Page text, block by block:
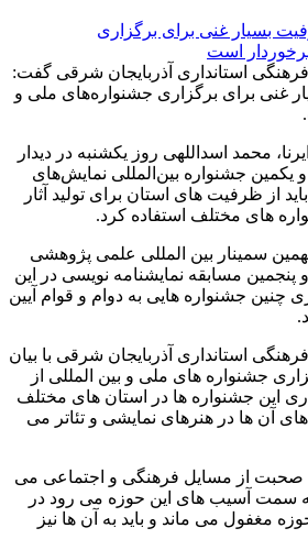
استانداری آذربایجان شرقی گفت:
غنی برای برگزاری جشنواره‌های ملی و
محمد اسداللهی روز یکشنبه در دیدار
یکمین جشنواره بین‌المللی نمایش‌های
از ظرفیت های استان برای تولید آثار
های مختلف استفاده کرد.
سمینار بین المللی علمی پژوهشی
پنجمین مسابقه نمایشنامه‌ نویسی در این
چنین جشنواره هایی به دوام و قوام آیین
استانداری آذربایجان شرقی با بیان
جشنواره های ملی و بین المللی از
این جشنواره ها در استان های مختلف
آن ها در هنرهای نمایشی و تئاتر می
صحبت از مسایل فرهنگی و اجتماعی می
سمت آسیب های این حوزه می رود در
مغفول می ماند و باید به آن ها نیز